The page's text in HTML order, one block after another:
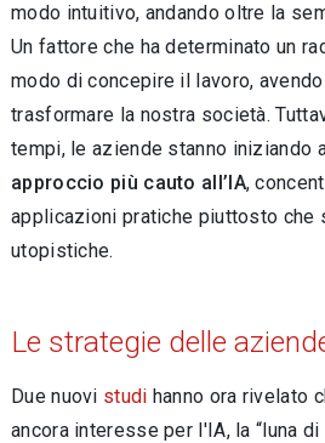
modo intuitivo, andando oltre la
Un fattore che ha determinato un
modo di concepire il lavoro,
trasformare la nostra società.
tempi, le aziende stanno iniziando
approccio più cauto all’IA,
applicazioni pratiche piuttosto che
utopistiche.
Le strategie delle
Due nuovi studi hanno ora rivelato
ancora interesse per l'IA, la “luna